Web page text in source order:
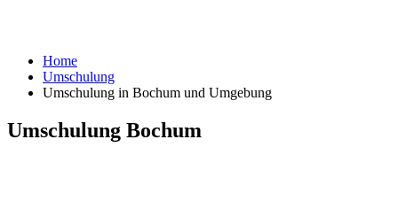
Home
Umschulung
Umschulung in Bochum und Umgebung
Umschulung Bochum